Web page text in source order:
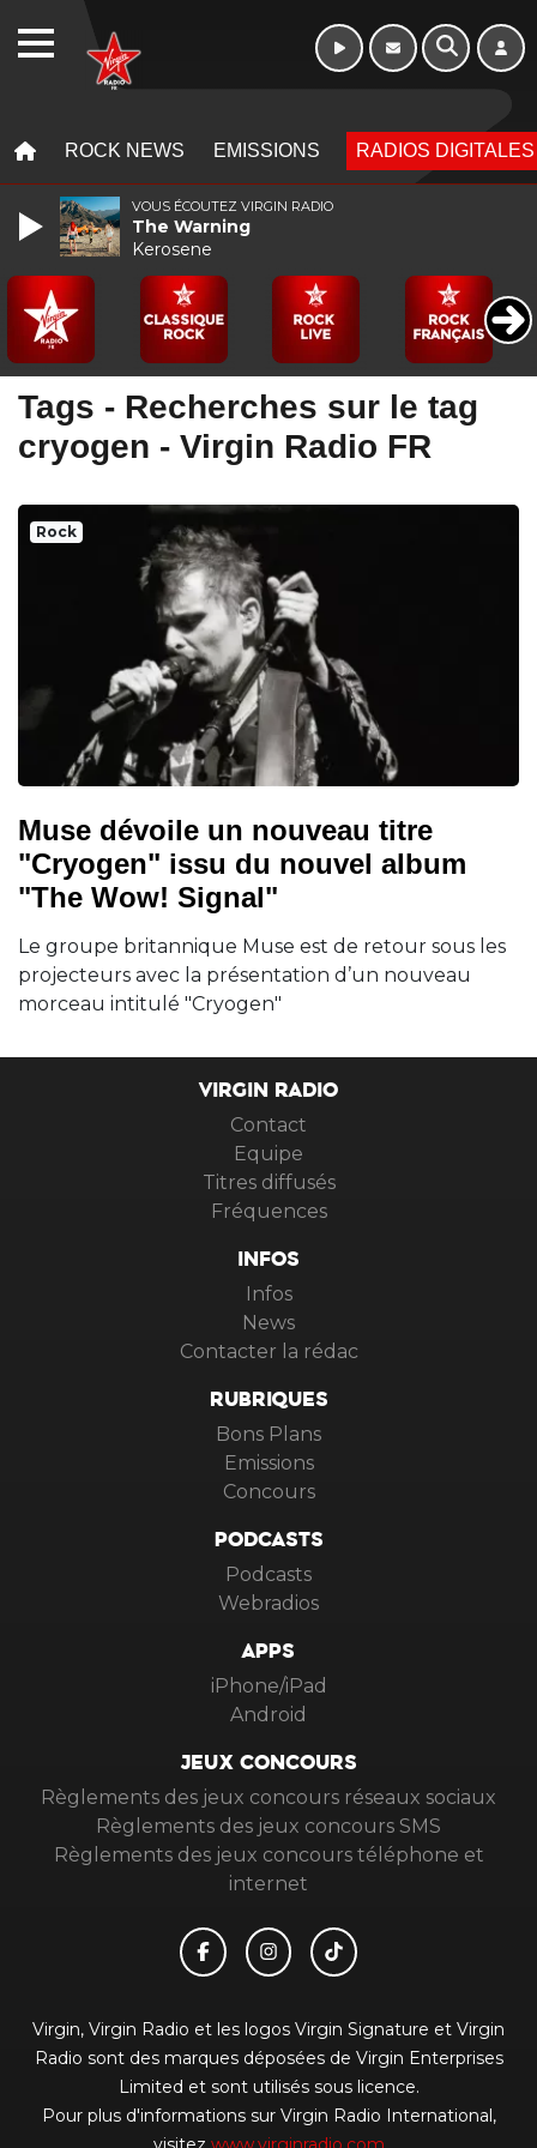
ROCK NEWS EMISSIONS RADIOS DIGITALES
Tags - Recherches sur le tag
cryogen - Virgin Radio FR
Rock
Muse dévoile un nouveau titre
"Cryogen" issu du nouvel album
"The Wow! Signal"
Le groupe britannique Muse est de retour sous les
projecteurs avec la présentation d’un nouveau
morceau intitulé "Cryogen"
VIRGIN RADIO
Contact
Equipe
Titres diffusés
Fréquences
INFOS
Infos
News
Contacter la rédac
RUBRIQUES
Bons Plans
Emissions
Concours
PODCASTS
Podcasts
Webradios
APPS
iPhone/iPad
Android
JEUX CONCOURS
Règlements des jeux concours réseaux sociaux
Règlements des jeux concours SMS
Règlements des jeux concours téléphone et
internet
Virgin, Virgin Radio et les logos Virgin Signature et Virgin
Radio sont des marques déposées de Virgin Enterprises
Limited et sont utilisés sous licence.
Pour plus d'informations sur Virgin Radio International,
VOUS ÉCOUTEZ VIRGIN RADIO
The Warning
Kerosene
WEBRADIO